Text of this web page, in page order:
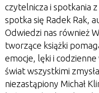
czytelnicza i spotkania
spotka się Radek Rak,
Odwiedzi nas również
tworzące książki
emocje, lęki i
świat wszystkimi
niezastąpiony Michał